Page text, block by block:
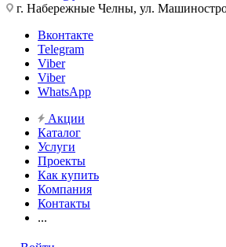
г. Набережные Челны, ул.
Вконтакте
Telegram
Viber
Viber
WhatsApp
Акции
Каталог
Услуги
Проекты
Как купить
Компания
Контакты
...